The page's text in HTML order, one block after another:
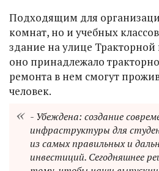
Подходящим для
комнат, но и учебных
здание на улице
оно принадлежало
ремонта в нем смогут
человек.
- Убеждена: создание
инфраструктуры для
из самых правильных и
инвестиций. Сегодняшнее